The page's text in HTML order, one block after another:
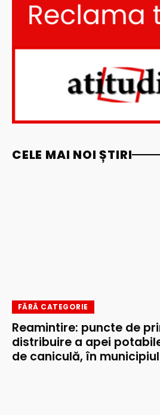
CELE MAI NOI ȘTIRI
FĂRĂ CATEGORIE
Reamintire: puncte de
distribuire a apei
de caniculă, în